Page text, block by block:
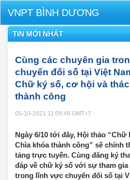
VNPT BÌNH DƯƠNG
TIN MỚI NHẤT
Cùng các chuyên gia
chuyển đổi số tại Việt
Chữ ký số, cơ hội và
thành công
05-10-2021 11:09:49 GMT+7
Ngày 6/10 tới đây, Hội thảo “Chữ
Chìa khóa thành công” sẽ chính
tảng trực tuyến. Cùng đăng ký
đáp về chữ ký số với sự tham gia
trong lĩnh vực chuyển đổi số tại